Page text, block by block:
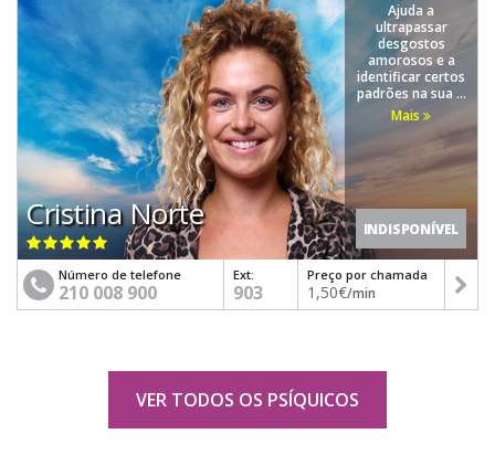
INDISPONÍVEL
Cristina Norte
Ajuda a
ultrapassar
desgostos
amorosos e a
identificar certos
padrões na sua ...
Mais
Número de telefone
210 008 900
Ext:
903
Preço por chamada
1,50€/min
VER TODOS OS PSÍQUICOS